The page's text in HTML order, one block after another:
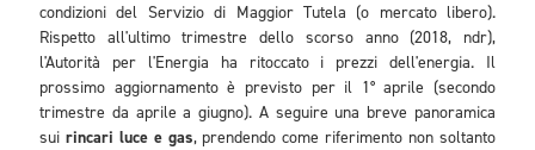
condizioni del Servizio di Maggior Tutela (o mercato libero).
Rispetto all'ultimo trimestre dello scorso anno (2018, ndr),
l'Autorità per l'Energia ha ritoccato i prezzi dell'energia. Il
prossimo aggiornamento è previsto per il 1° aprile (secondo
trimestre da aprile a giugno). A seguire una breve panoramica
sui rincari luce e gas, prendendo come riferimento non soltanto